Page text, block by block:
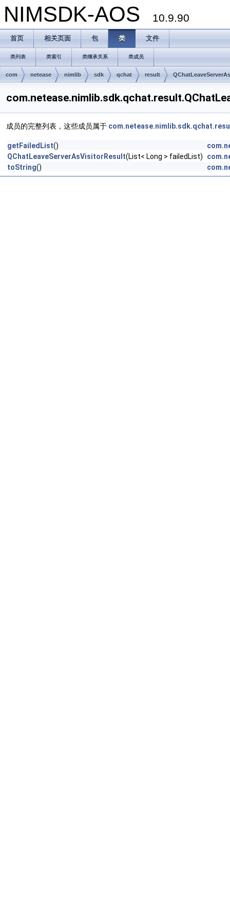
NIMSDK-AOS 10.9.90
首页 相关页面 包 类 文件
类列表 类索引 类继承关系 类成员
com netease nimlib sdk qchat result
成员的完整列表，这些成员属于
getFailedList()
QChatLeaveServerAsVisitorResult(List< Long > failedList)
toString()